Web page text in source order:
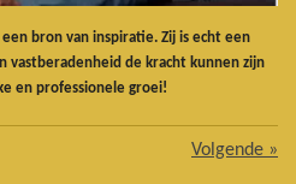
bron van inspiratie. Zij is echt een
vastberadenheid de kracht kunnen zijn
en professionele groei!
Volgende »